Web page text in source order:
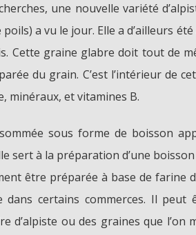
une nouvelle variété
a vu le jour. Elle a d’ailleurs
Cette graine glabre doit tout de
du grain. C’est l’intérieur de
minéraux, et vitamines B.
sous forme de boisson
sert à la préparation d’une
être préparée à base de farine
certains commerces. Il peut
d’alpiste ou des graines que l’on